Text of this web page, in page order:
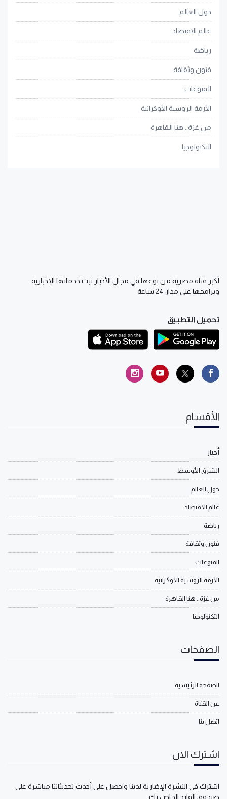
حول العالم
عالم الاقتصاد
رياضة
فنون وثقافة
المنوعات
الأزمة الروسية الأوكرانية
من غزة.. هنا القاهرة
التكنولوجيا
أكبر قناة مصرية من نوعها في مجال الأخبار تبث خدماتها الإخبارية
وبرامجها على مدار 24 ساعة
تحميل التطبيق
الأقسام
أخبار
الشرق الأوسط
حول العالم
عالم الاقتصاد
رياضة
فنون وثقافة
المنوعات
الأزمة الروسية الأوكرانية
من غزة.. هنا القاهرة
التكنولوجيا
الصفحات
الصفحة الرئيسية
عن القناة
اتصل بنا
اشترك الان
اشترك في النشرة الإخبارية لدينا واحصل على أحدث تحديثاتنا مباشرة على
صندوق الوارد الخاص بك.